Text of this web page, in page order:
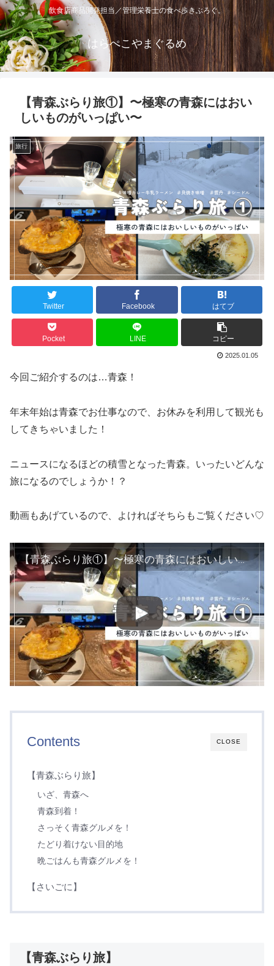
飲食店商品開発担当／管理栄養士の食べ歩きぶろぐ。
はらぺこやまぐるめ
【青森ぶらり旅①】〜極寒の青森にはおい
しいものがいっぱい〜
旅行
Twitter Facebook はてブ
Pocket LINE コピー
2025.01.05
今回ご紹介するのは…青森！
年末年始は青森でお仕事なので、お休みを利用して観光も
してきちゃいました！
ニュースになるほどの積雪となった青森。いったいどんな
旅になるのでしょうか！？
動画もあげているので、よければそちらもご覧ください♡
【青森ぶらり旅①】〜極寒の青森にはおいしいものがいっぱい〜
CLOSE
Contents
【青森ぶらり旅】
いざ、青森へ
青森到着！
さっそく青森グルメを！
たどり着けない目的地
晩ごはんも青森グルメを！
【さいごに】
【青森ぶらり旅】